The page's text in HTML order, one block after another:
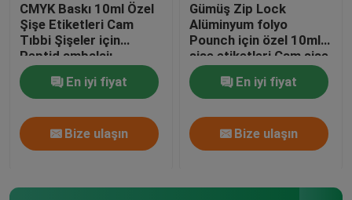
CMYK Baskı 10ml Özel
Şişe Etiketleri Cam
Tıbbi Şişeler için
Peptid ambalajı
En iyi fiyat
Bize ulaşın
Gümüş Zip Lock
Alüminyum folyo
Pounch için özel 10ml
şişe etiketleri Cam şişe
etiketleri baskı
En iyi fiyat
Bize ulaşın